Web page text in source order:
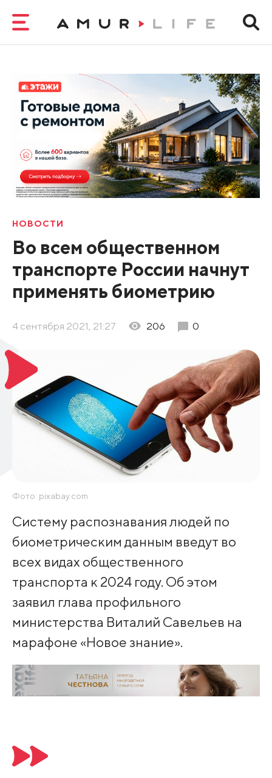
НОВОСТИ
Во всем общественном
транспорте России начнут
применять биометрию
4 сентября 2021, 21:27 206 0
Фото: pixabay.com
Систему распознавания людей по
биометрическим данным введут во
всех видах общественного
транспорта к 2024 году. Об этом
заявил глава профильного
министерства Виталий Савельев на
марафоне «Новое знание».